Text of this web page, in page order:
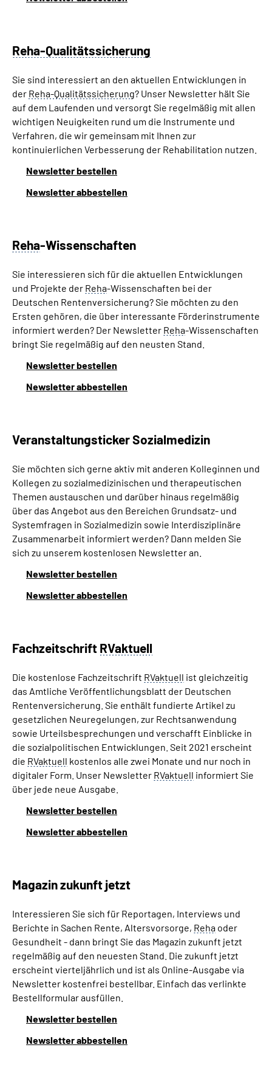
Reha-Qualitätssicherung
Sie sind interessiert an den aktuellen Entwicklungen in
der Reha-Qualitätssicherung? Unser Newsletter hält Sie
auf dem Laufenden und versorgt Sie regelmäßig mit allen
wichtigen Neuigkeiten rund um die Instrumente und
Verfahren, die wir gemeinsam mit Ihnen zur
kontinuierlichen Verbesserung der Rehabilitation nutzen.
Newsletter bestellen
Newsletter abbestellen
Reha-Wissenschaften
Sie interessieren sich für die aktuellen Entwicklungen
und Projekte der Reha-Wissenschaften bei der
Deutschen Rentenversicherung? Sie möchten zu den
Ersten gehören, die über interessante Förderinstrumente
informiert werden? Der Newsletter Reha-Wissenschaften
bringt Sie regelmäßig auf den neusten Stand.
Newsletter bestellen
Newsletter abbestellen
Veranstaltungsticker Sozialmedizin
Sie möchten sich gerne aktiv mit anderen Kolleginnen und
Kollegen zu sozialmedizinischen und therapeutischen
Themen austauschen und darüber hinaus regelmäßig
über das Angebot aus den Bereichen Grundsatz- und
Systemfragen in Sozialmedizin sowie Interdisziplinäre
Zusammenarbeit informiert werden? Dann melden Sie
sich zu unserem kostenlosen Newsletter an.
Newsletter bestellen
Newsletter abbestellen
Fachzeitschrift RVaktuell
Die kostenlose Fachzeitschrift RVaktuell ist gleichzeitig
das Amtliche Veröffentlichungsblatt der Deutschen
Rentenversicherung. Sie enthält fundierte Artikel zu
gesetzlichen Neuregelungen, zur Rechtsanwendung
sowie Urteilsbesprechungen und verschafft Einblicke in
die sozialpolitischen Entwicklungen. Seit 2021 erscheint
die RVaktuell kostenlos alle zwei Monate und nur noch in
digitaler Form. Unser Newsletter RVaktuell informiert Sie
über jede neue Ausgabe.
Newsletter bestellen
Newsletter abbestellen
Magazin zukunft jetzt
Interessieren Sie sich für Reportagen, Interviews und
Berichte in Sachen Rente, Altersvorsorge, Reha oder
Gesundheit - dann bringt Sie das Magazin zukunft jetzt
regelmäßig auf den neuesten Stand. Die zukunft jetzt
erscheint vierteljährlich und ist als Online-Ausgabe via
Newsletter kostenfrei bestellbar. Einfach das verlinkte
Bestellformular ausfüllen.
Newsletter bestellen
Newsletter abbestellen